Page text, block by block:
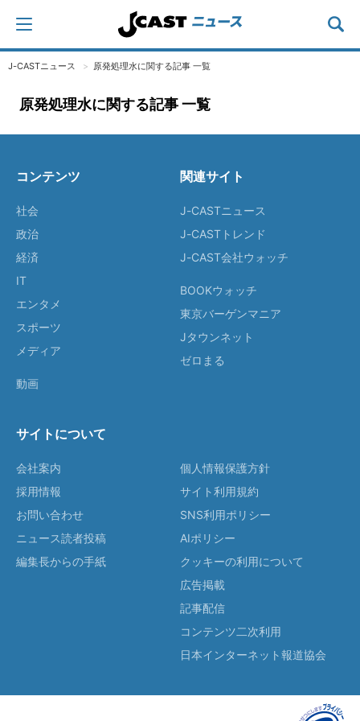
J-CASTニュース 原発処理水に関する記事 一覧
原発処理水に関する記事 一覧
コンテンツ
社会
政治
経済
IT
エンタメ
スポーツ
メディア
動画
関連サイト
J-CASTニュース
J-CASTトレンド
J-CAST会社ウォッチ
BOOKウォッチ
東京バーゲンマニア
Jタウンネット
ゼロまる
サイトについて
会社案内
採用情報
お問い合わせ
ニュース読者投稿
編集長からの手紙
個人情報保護方針
サイト利用規約
SNS利用ポリシー
AIポリシー
クッキーの利用について
広告掲載
記事配信
コンテンツ二次利用
日本インターネット報道協会